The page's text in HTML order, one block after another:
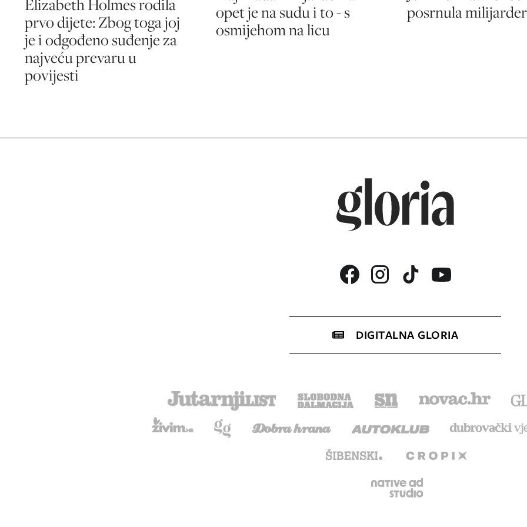
Elizabeth Holmes rodila
prvo dijete: Zbog toga joj
je i odgođeno suđenje za
najveću prevaru u
povijesti
opet je na sudu i to - s
osmijehom na licu
posrnula
DIGITALNA GLORIA